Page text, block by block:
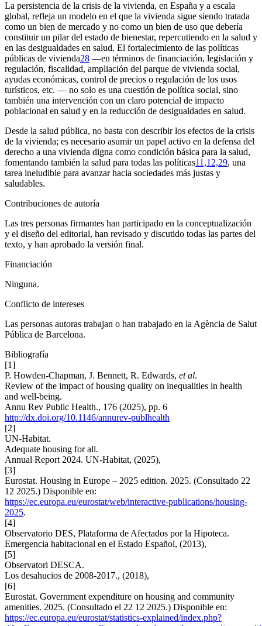
La persistencia de la crisis de la vivienda, en España y a escala
global, refleja un modelo en el que la vivienda sigue siendo tratada
como un bien de mercado y no como un bien de uso que debería
constituir un pilar del estado de bienestar, repercutiendo en la salud y
en las desigualdades en salud. El fortalecimiento de las políticas
públicas de vivienda28 —en términos de financiación, legislación y
regulación, fiscalidad, ampliación del parque de vivienda social,
ayudas económicas, control de precios o regulación de los usos
turísticos, etc. — no solo es una cuestión de política social, sino
también una intervención con un claro potencial de impacto
poblacional en salud y en la reducción de desigualdades en salud.
Desde la salud pública, no basta con describir los efectos de la crisis
de la vivienda; es necesario asumir un papel activo en la defensa del
derecho a una vivienda digna como condición básica para la salud,
fomentando también la salud para todas las políticas11,12,29, una
tarea ineludible para avanzar hacia sociedades más justas y
saludables.
Contribuciones de autoría
Las tres personas firmantes han participado en la conceptualización
y el diseño del editorial, han revisado y discutido todas las partes del
texto, y han aprobado la versión final.
Financiación
Ninguna.
Conflicto de intereses
Las personas autoras trabajan o han trabajado en la Agència de Salut
Pública de Barcelona.
Bibliografía
[1]
P. Howden-Chapman, J. Bennett, R. Edwards, et al.
Review of the impact of housing quality on inequalities in health
and well-being.
Annu Rev Public Health., 176 (2025), pp. 6
http://dx.doi.org/10.1146/annurev-publhealth
[2]
UN-Habitat.
Adequate housing for all.
Annual Report 2024. UN-Habitat, (2025),
[3]
Eurostat. Housing in Europe – 2025 edition. 2025. (Consultado 22
12 2025.) Disponible en:
https://ec.europa.eu/eurostat/web/interactive-publications/housing-
2025.
[4]
Observatorio DES, Plataforma de Afectados por la Hipoteca.
Emergencia habitacional en el Estado Español, (2013),
[5]
Observatori DESCA.
Los desahucios de 2008-2017., (2018),
[6]
Eurostat. Government expenditure on housing and community
amenities. 2025. (Consultado el 22 12 2025.) Disponible en:
https://ec.europa.eu/eurostat/statistics-explained/index.php?